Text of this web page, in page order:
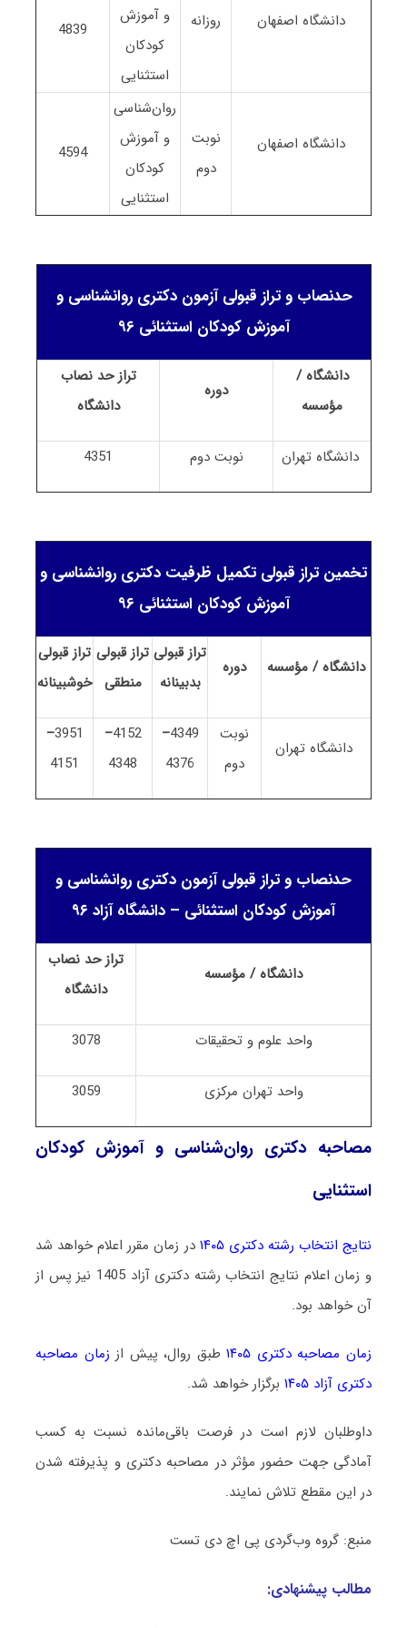
دانشگاه اصفهان روزانه
و آموزش
کودکان
استثنایی
4839
دانشگاه اصفهان
نوبت
دوم
روان‌شناسی
و آموزش
کودکان
استثنایی
4594
حدنصاب و تراز قبولی آزمون دکتری روانشناسی و
آموزش کودکان استثنائی ۹۶
دانشگاه /
مؤسسه
دوره
تراز حد نصاب
دانشگاه
دانشگاه تهران نوبت دوم 4351
تخمین تراز قبولی تکمیل ظرفیت دکتری روانشناسی و
آموزش کودکان استثنائی ۹۶
دانشگاه / مؤسسه دوره
تراز قبولی
بدبینانه
تراز قبولی
منطقی
تراز قبولی
خوشبینانه
دانشگاه تهران
نوبت
دوم
4349
–
4376
4152
–
4348
3951
–
4151
حدنصاب و تراز قبولی آزمون دکتری روانشناسی و
آموزش کودکان استثنائی – دانشگاه آزاد ۹۶
دانشگاه / مؤسسه
تراز حد نصاب
دانشگاه
واحد علوم و تحقیقات 3078
واحد تهران مرکزی 3059
مصاحبه دکتری روان‌شناسی و آموزش کودکان
استثنایی
نتایج انتخاب رشته دکتری ۱۴۰۵
در زمان مقرر اعلام خواهد شد
و زمان اعلام نتایج انتخاب رشته دکتری آزاد 1405 نیز پس از
آن خواهد بود.
زمان مصاحبه دکتری ۱۴۰۵ طبق روال، پیش از زمان مصاحبه
دکتری آزاد ۱۴۰۵
برگزار خواهد شد.
داوطلبان لازم است در فرصت باقی‌مانده نسبت به کسب
آمادگی جهت حضور مؤثر در مصاحبه دکتری و پذیرفته شدن
در این مقطع تلاش نمایند.
منبع: گروه وب‌گردی پی اچ دی تست
مطالب پیشنهادی: